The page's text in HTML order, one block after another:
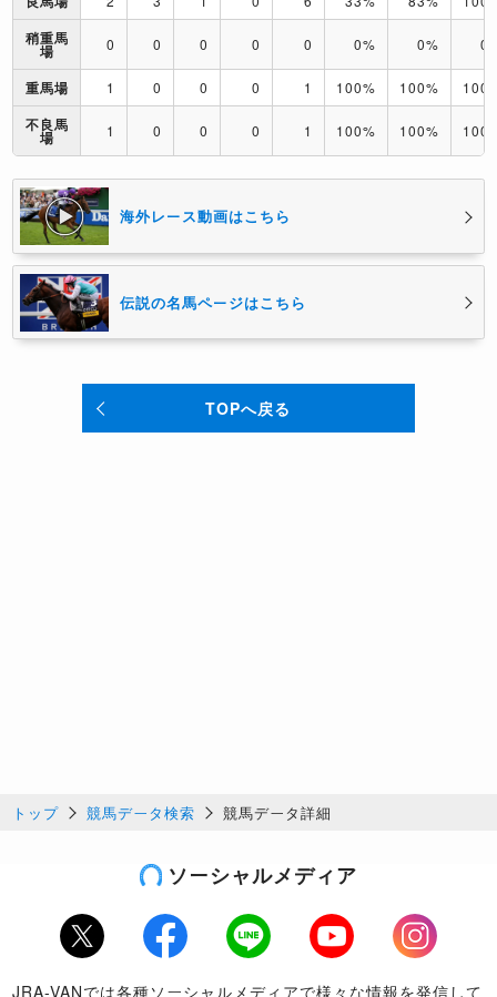
稍重馬
場 0 0 0 0 0 0% 0%
重馬場 1 0 0 0 1 100% 100%
不良馬
場 1 0 0 0 1 100% 100%
海外レース動画はこちら
伝説の名馬ページはこちら
TOPへ戻る
トップ 競馬データ検索 競馬データ詳細
ソーシャルメディア
Twitter Facebook LINE Youtube
Instagram
JRA-VANでは各種ソーシャルメディアで様々な情報を発信して